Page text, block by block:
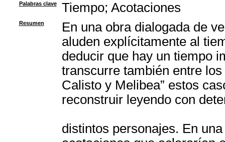
Palabras clave Tiempo; Acotaciones
Resumen
En una obra dialogada de
aluden explícitamente al
deducir que hay un tiempo
transcurre también entre
Calisto y Melibea” estos
reconstruir leyendo con
distintos personajes. En